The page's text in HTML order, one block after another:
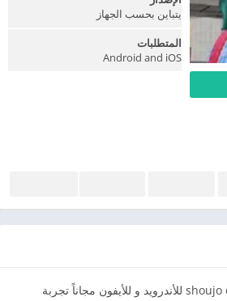
يتباين بحسب الجهاز
المتطلبات
Android and iOS
shoujo city للأندرويد و للأيفون مجاناً تجربة